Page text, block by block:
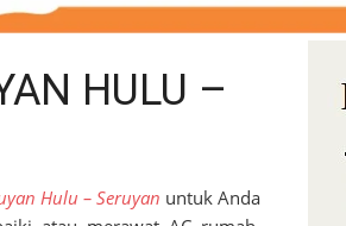
HULU –
Hulu – Seruyan untuk Anda